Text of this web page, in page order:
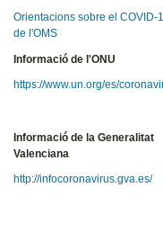
Orientacions sobre el COVID-
de l'OMS
Informació de l'ONU
https://www.un.org/es/
Informació de la Generalitat
Valenciana
http://infocoronavirus.gva.es/